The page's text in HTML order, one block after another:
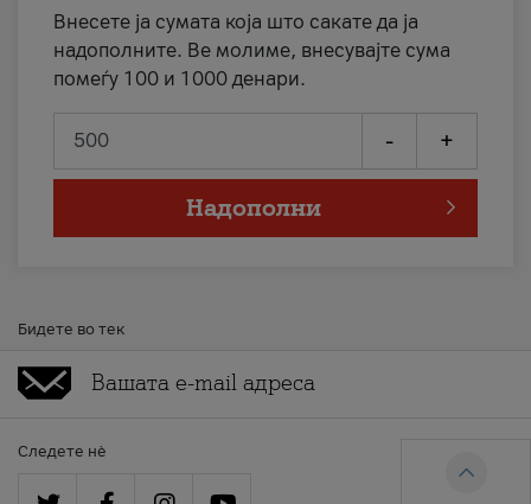
Внесете ја сумата која што сакате да ја
надополните. Ве молиме, внесувајте сума
помеѓу 100 и 1000 денари.
- +
Надополни
Бидете во тек
Следете нè